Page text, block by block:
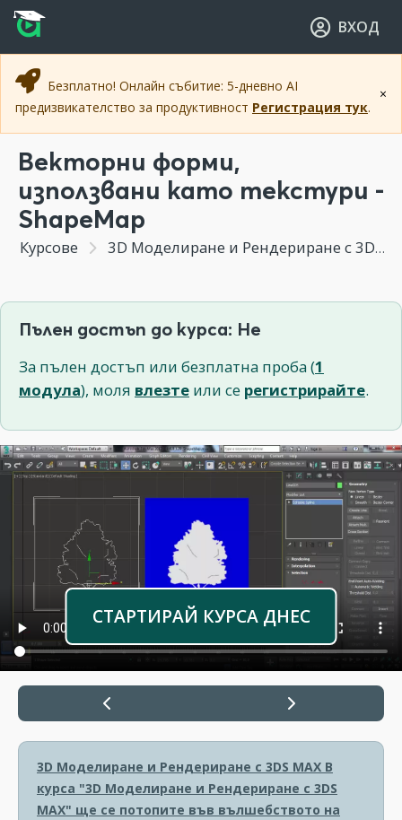
Прескочи към основното съдържание
Прескочи към навигацията
ВХОД
×
Безплатно! Онлайн събитие: 5-дневно AI
предизвикателство за продуктивност Регистрация тук.
Векторни форми,
използвани като текстури -
ShapeMap
Курсове 3D Моделиране и Рендериране с 3DS MAX
Пълен достъп до курса: Не
За пълен достъп или безплатна проба (1
модула), моля влезте или се регистрирайте.
СТАРТИРАЙ КУРСА ДНЕС
3D Моделиране и Рендериране с 3DS MAX В
курса "3D Моделиране и Рендериране с 3DS
MAX" ще се потопите във вълшебството на